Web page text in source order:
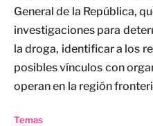
General de la República,
investigaciones para
la droga, identificar a los
posibles vínculos con
operan en la región
Temas